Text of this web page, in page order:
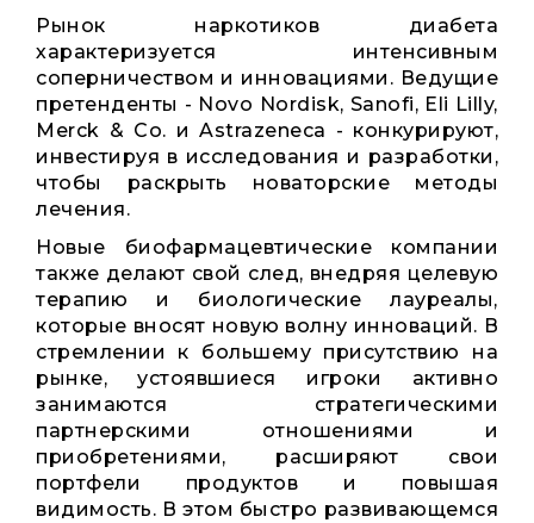
Рынок наркотиков диабета
характеризуется интенсивным
соперничеством и инновациями. Ведущие
претенденты - Novo Nordisk, Sanofi, Eli Lilly,
Merck & Co. и Astrazeneca - конкурируют,
инвестируя в исследования и разработки,
чтобы раскрыть новаторские методы
лечения.
Новые биофармацевтические компании
также делают свой след, внедряя целевую
терапию и биологические лауреалы,
которые вносят новую волну инноваций. В
стремлении к большему присутствию на
рынке, устоявшиеся игроки активно
занимаются стратегическими
партнерскими отношениями и
приобретениями, расширяют свои
портфели продуктов и повышая
видимость. В этом быстро развивающемся